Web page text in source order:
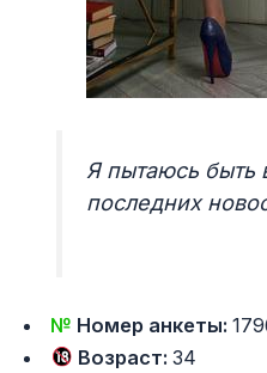
Я пытаюсь быть
последних
№ Номер анкеты:
Возраст:34